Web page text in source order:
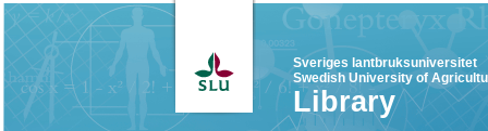
Sveriges lantbruksuniversitet
Swedish University of
Library